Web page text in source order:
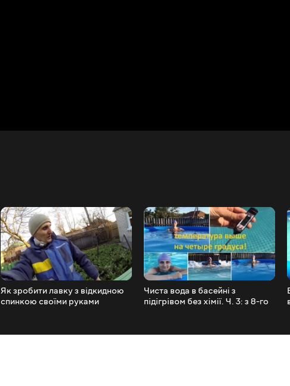
Як зробити лавку з відкидною
спинкою своїми руками
Чиста вода в басейні з
підігрівом без хімії. Ч. 3: з 8-го